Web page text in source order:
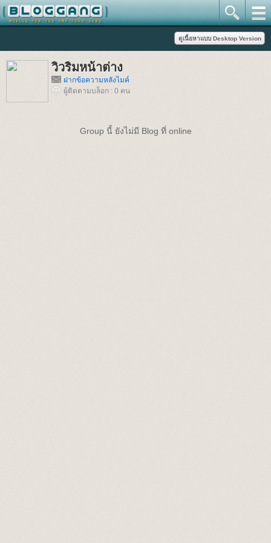
วิวริมหน้าต่าง
ฝากข้อความหลังไมค์
ผู้ติดตามบล็อก : 0 คน
Group นี้ ยังไม่มี Blog ที่ online